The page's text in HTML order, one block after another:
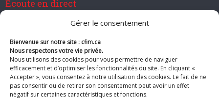
Gérer le consentement
Bienvenue sur notre site : cfim.ca
Nous respectons votre vie privée.
Nous utilisons des cookies pour vous permettre de naviguer
efficacement et d’optimiser les fonctionnalités du site. En cliquant «
Accepter », vous consentez à notre utilisation des cookies. Le fait de ne
pas consentir ou de retirer son consentement peut avoir un effet
négatif sur certaines caractéristiques et fonctions.
Écoute en direct
Devenir membre de CFIM
Suivez-nous